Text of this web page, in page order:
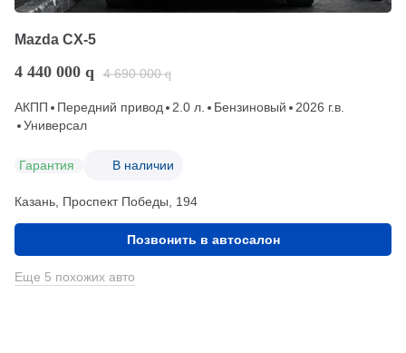
Mazda CX-5
4 440 000 q 4 690 000 q
АКПП Передний привод 2.0 л. Бензиновый
2026 г.в.
Универсал
Гарантия В наличии
Казань, Проспект Победы, 194
Позвонить в автосалон
Еще 5 похожих авто